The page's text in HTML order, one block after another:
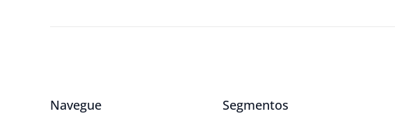
Navegue Segmentos